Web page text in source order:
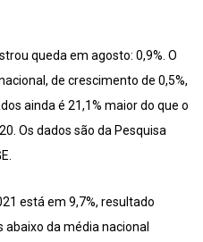
queda em agosto: 0,9%. O
de crescimento de 0,5%,
ainda é 21,1% maior do que o
Os dados são da Pesquisa
está em 9,7%, resultado
da média nacional